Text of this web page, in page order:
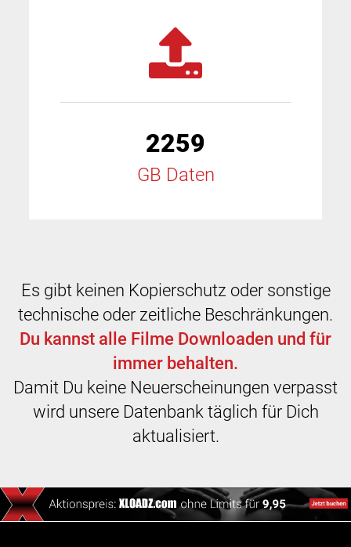
2259
GB Daten
Es gibt keinen Kopierschutz oder sonstige
technische oder zeitliche Beschränkungen.
Du kannst alle Filme Downloaden und für
immer behalten.
Damit Du keine Neuerscheinungen verpasst
wird unsere Datenbank täglich für Dich
aktualisiert.